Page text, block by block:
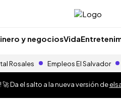
y negociosVida
Rosales Empleos El Salvador
Da el salto a la nueva versión de